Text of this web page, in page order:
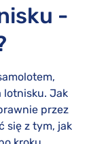
-
lotnisku. Jak
przez
się z tym, jak